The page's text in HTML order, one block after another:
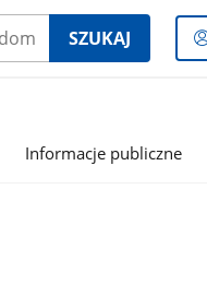
SZUKAJ
Informacje publiczne